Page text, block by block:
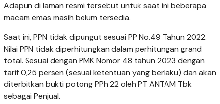
Adapun di laman resmi tersebut untuk saat ini beberapa
macam emas masih belum tersedia.
Saat ini, PPN tidak dipungut sesuai PP No.49 Tahun 2022.
Nilai PPN tidak diperhitungkan dalam perhitungan grand
total. Sesuai dengan PMK Nomor 48 tahun 2023 dengan
tarif 0,25 persen (sesuai ketentuan yang berlaku) dan akan
diterbitkan bukti potong PPh 22 oleh PT ANTAM Tbk
sebagai Penjual.